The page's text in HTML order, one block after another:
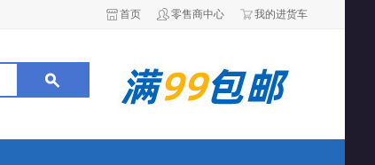
首页 零售商中心 我的进货车